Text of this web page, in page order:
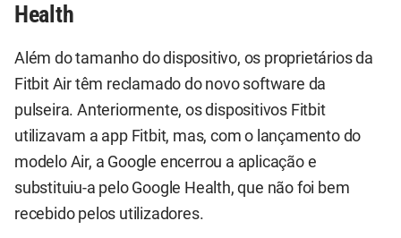
Health
Além do tamanho do dispositivo, os proprietários da
Fitbit Air têm reclamado do novo software da
pulseira. Anteriormente, os dispositivos Fitbit
utilizavam a app Fitbit, mas, com o lançamento do
modelo Air, a Google encerrou a aplicação e
substituiu-a pelo Google Health, que não foi bem
recebido pelos utilizadores.